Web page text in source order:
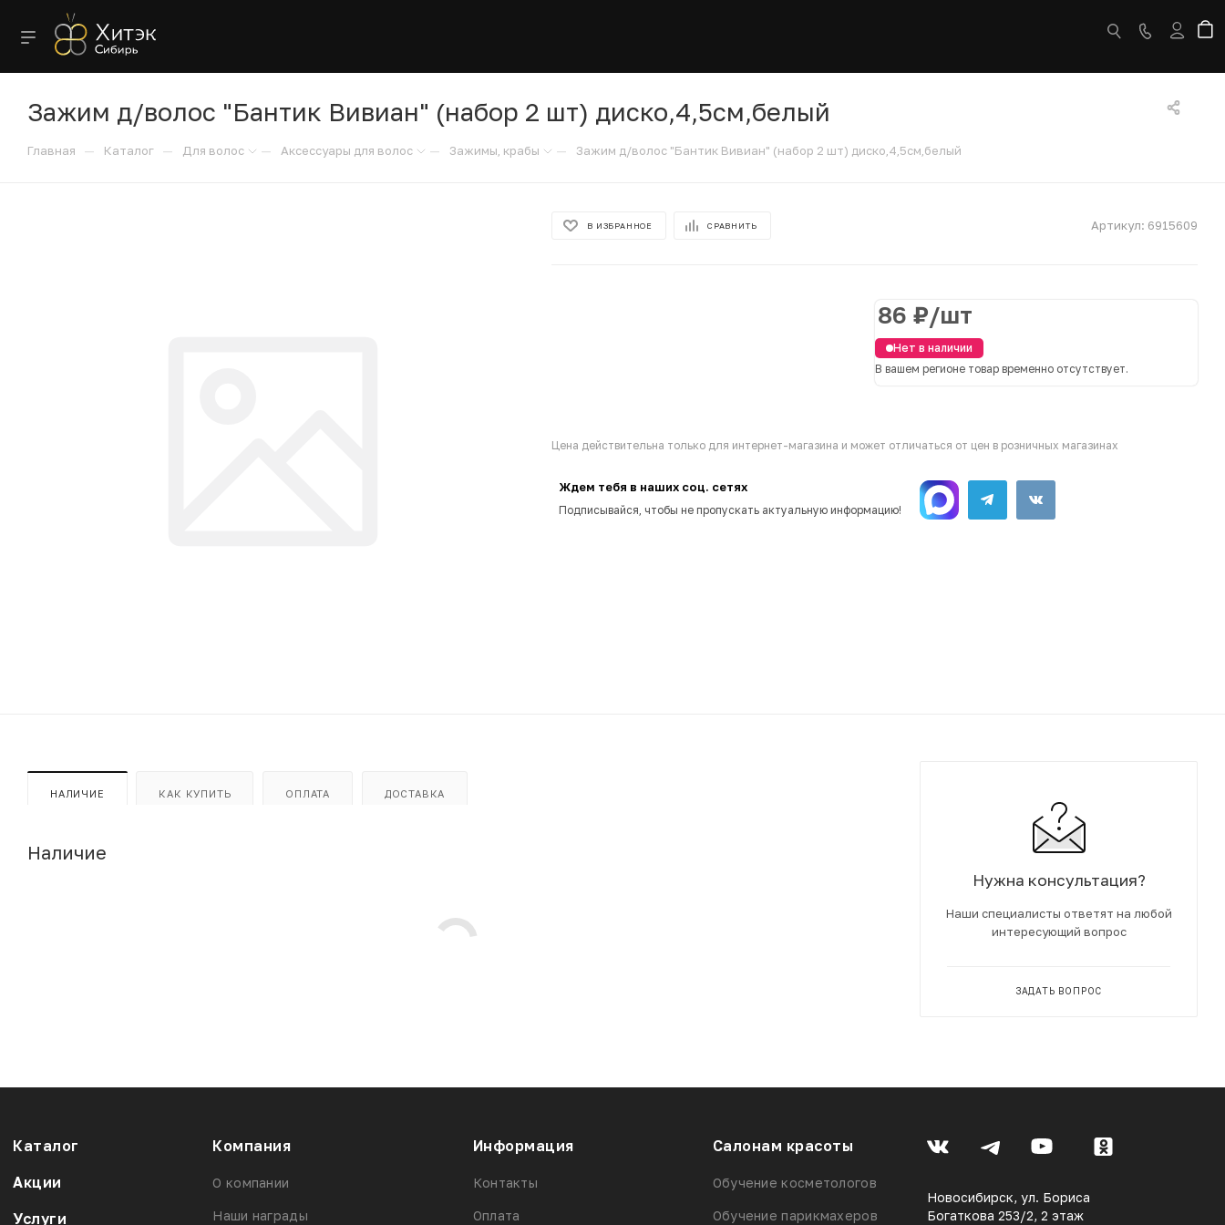
Зажим д/волос "Бантик Вивиан" (набор 2 шт) диско,4,5см,белый
Главная — Каталог — Для волос — Аксессуары для волос — Зажимы, крабы — Зажим д/волос "Бантик Вивиан" (набор 2 шт) диско,4,5см,белый
В ИЗБРАННОЕ СРАВНИТЬ Артикул: 6915609
86 ₽/шт
Нет в наличии
В вашем регионе товар временно отсутствует.
Цена действительна только для интернет-магазина и может отличаться от цен в розничных магазинах
Ждем тебя в наших соц. сетях
Подписывайся, чтобы не пропускать актуальную информацию!
НАЛИЧИЕ КАК КУПИТЬ ОПЛАТА ДОСТАВКА
Наличие
Нужна консультация?
Наши специалисты ответят на любой
интересующий вопрос
ЗАДАТЬ ВОПРОС
Каталог
Акции
Услуги
Компания
О компании
Наши награды
Информация
Контакты
Оплата
Салонам красоты
Обучение косметологов
Обучение парикмахеров
Новосибирск, ул. Бориса
Богаткова 253/2, 2 этаж